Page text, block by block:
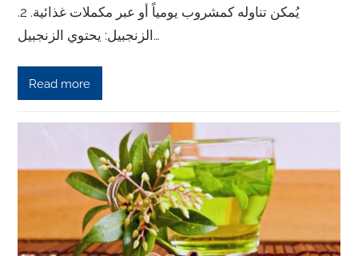
يُمكن تناوله كمشروب يومياً أو عبر مكملات غذائية. 2.
الزنجبيل: يحتوي الزنجبيل…
Read more